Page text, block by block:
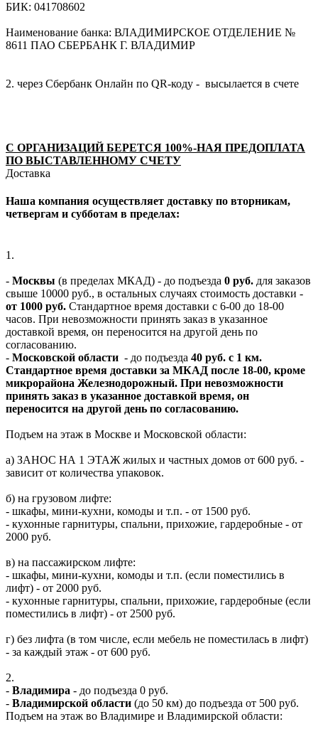
БИК: 041708602
Наименование банка: ВЛАДИМИРСКОЕ ОТДЕЛЕНИЕ №
8611 ПАО СБЕРБАНК Г. ВЛАДИМИР
2. через Сбербанк Онлайн по QR-коду - высылается в счете
С ОРГАНИЗАЦИЙ БЕРЕТСЯ 100%-НАЯ ПРЕДОПЛАТА
ПО ВЫСТАВЛЕННОМУ СЧЕТУ
Доставка
Наша компания осуществляет доставку по вторникам,
четвергам и субботам в пределах:
1.
- Москвы (в пределах МКАД) - до подъезда 0 руб. для заказов
свыше 10000 руб., в остальных случаях стоимость доставки -
от 1000 руб. Стандартное время доставки с 6-00 до 18-00
часов. При невозможности принять заказ в указанное
доставкой время, он переносится на другой день по
согласованию.
- Московской области - до подъезда 40 руб. с 1 км.
Стандартное время доставки за МКАД после 18-00, кроме
микрорайона Железнодорожный. При невозможности
принять заказ в указанное доставкой время, он
переносится на другой день по согласованию.
Подъем на этаж в Москве и Московской области:
а) ЗАНОС НА 1 ЭТАЖ жилых и частных домов от 600 руб. -
зависит от количества упаковок.
б) на грузовом лифте:
- шкафы, мини-кухни, комоды и т.п. - от 1500 руб.
- кухонные гарнитуры, спальни, прихожие, гардеробные - от
2000 руб.
в) на пассажирском лифте:
- шкафы, мини-кухни, комоды и т.п. (если поместились в
лифт) - от 2000 руб.
- кухонные гарнитуры, спальни, прихожие, гардеробные (если
поместились в лифт) - от 2500 руб.
г) без лифта (в том числе, если мебель не поместилась в лифт)
- за каждый этаж - от 600 руб.
2.
- Владимира - до подъезда 0 руб.
- Владимирской области (до 50 км) до подъезда от 500 руб.
Подъем на этаж во Владимире и Владимирской области: